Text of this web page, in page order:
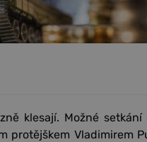
klesají. Možné setkání
protějškem Vladimirem